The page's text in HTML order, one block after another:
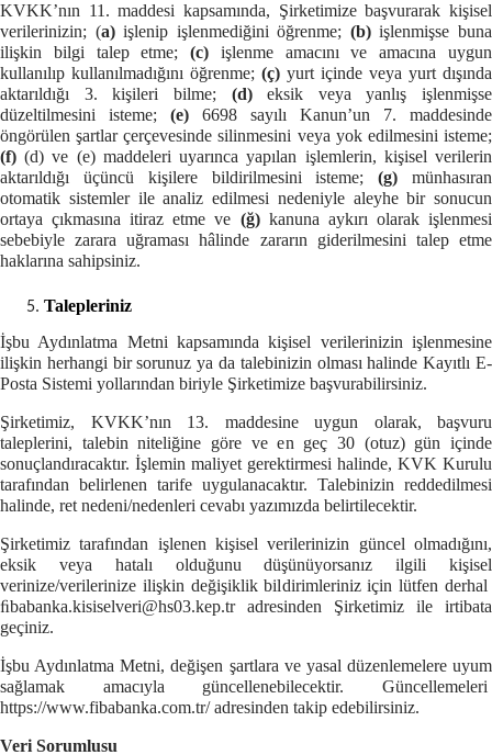
KVKK’nın 11. maddesi kapsamında, Şirketimize başvurarak kişisel
verilerinizin; (a)işlenip işlenmediğini öğrenme; (b)işlenmişse buna
ilişkin bilgi talep etme;(c) işlenme amacını ve amacına uygun
kullanılıp kullanılmadığını öğrenme; (ç) yurt içinde veya yurt dışında
aktarıldığı 3. kişileri bilme; (d)eksik veya yanlış işlenmişse
düzeltilmesini isteme; (e) 6698 sayılı Kanun’un 7. maddesinde
öngörülen şartlar çerçevesinde silinmesini veya yok edilmesini isteme;
(f) (d) ve (e) maddeleri uyarınca yapılan işlemlerin, kişisel verilerin
aktarıldığı üçüncü kişilere bildirilmesini isteme;(g) münhasıran
otomatik sistemler ile analiz edilmesi nedeniyle aleyhe bir sonucun
ortaya çıkmasına itiraz etme ve (ğ)kanuna aykırı olarak işlenmesi
sebebiyle zarara uğraması hâlinde zararın giderilmesini talep etme
haklarına sahipsiniz.
Talepleriniz
İşbu Aydınlatma Metni kapsamında kişisel verilerinizin işlenmesine
ilişkin herhangi bir sorunuz ya da talebinizin olması halinde Kayıtlı E-
Posta Sistemi yollarından biriyle Şirketimize başvurabilirsiniz.
Şirketimiz, KVKK’nın 13. maddesine uygun olarak, başvuru
taleplerini, talebin niteliğine göre ve en geç 30 (otuz) gün içinde
sonuçlandıracaktır. İşlemin maliyet gerektirmesi halinde, KVK Kurulu
tarafından belirlenen tarife uygulanacaktır. Talebinizin reddedilmesi
halinde, ret nedeni/nedenleri cevabı yazımızda belirtilecektir.
Şirketimiz tarafından işlenen kişisel verilerinizin güncel olmadığını,
eksik veya hatalı olduğunu düşünüyorsanız ilgili kişisel
verinize/verilerinize ilişkin değişiklik bildirimleriniz için lütfen derhal
ﬁbabanka.kisiselveri@hs03.kep.tradresinden Şirketimiz ile irtibata
geçiniz.
İşbu Aydınlatma Metni, değişen şartlara ve yasal düzenlemelere uyum
sağlamak amacıyla güncellenebilecektir. Güncellemeleri
https://www.fibabanka.com.tr/adresinden takip edebilirsiniz.
Veri Sorumlusu